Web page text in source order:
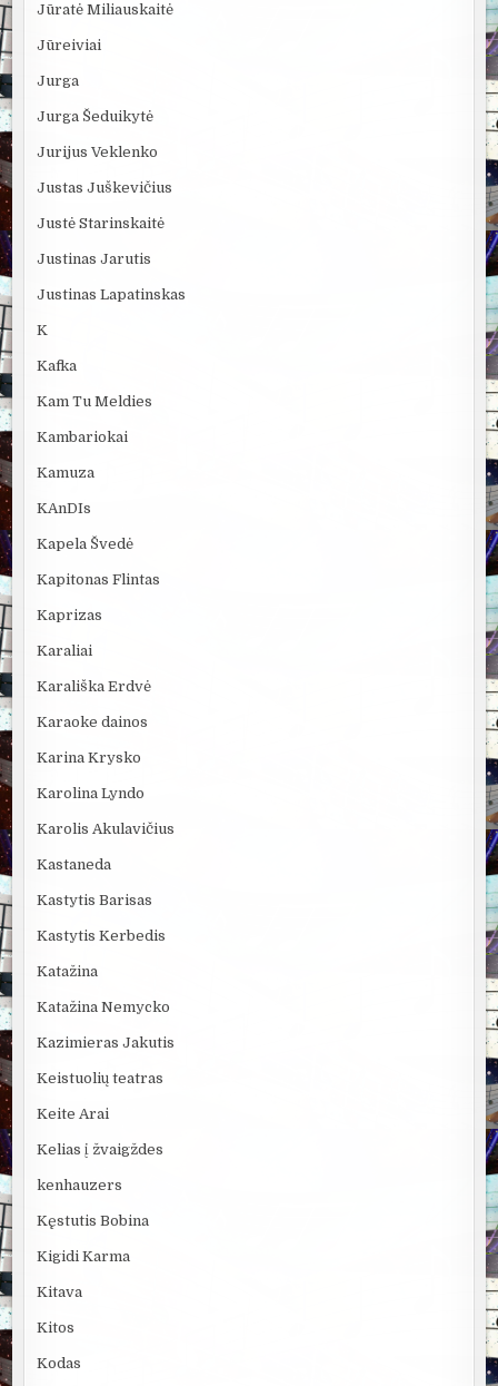
Jūratė Miliauskaitė
Jūreiviai
Jurga
Jurga Šeduikytė
Jurijus Veklenko
Justas Juškevičius
Justė Starinskaitė
Justinas Jarutis
Justinas Lapatinskas
K
Kafka
Kam Tu Meldies
Kambariokai
Kamuza
KAnDIs
Kapela Švedė
Kapitonas Flintas
Kaprizas
Karaliai
Karališka Erdvė
Karaoke dainos
Karina Krysko
Karolina Lyndo
Karolis Akulavičius
Kastaneda
Kastytis Barisas
Kastytis Kerbedis
Katažina
Katažina Nemycko
Kazimieras Jakutis
Keistuolių teatras
Keite Arai
Kelias į žvaigždes
kenhauzers
Kęstutis Bobina
Kigidi Karma
Kitava
Kitos
Kodas